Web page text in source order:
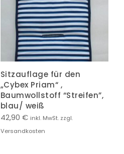
Sitzauflage für den
„Cybex Priam“ ,
Baumwollstoff “Streifen”,
blau/ weiß
42,90 € inkl. MwSt. zzgl.
Versandkosten